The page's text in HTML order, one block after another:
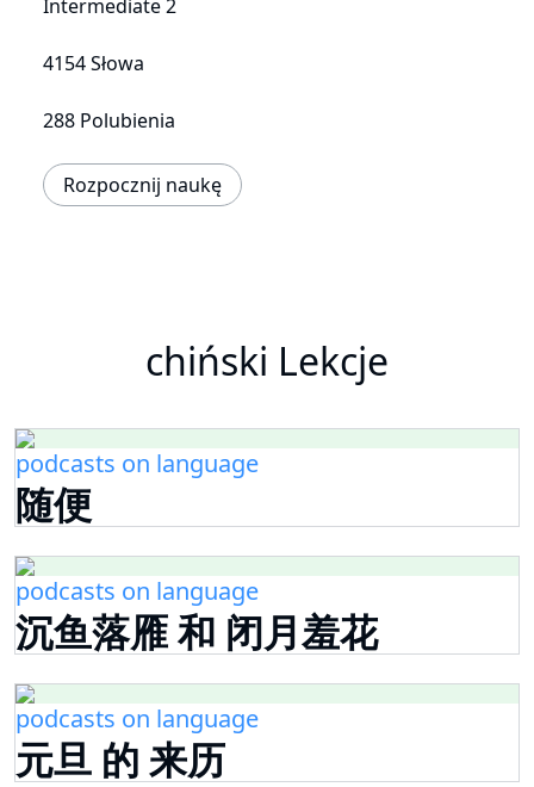
Intermediate 2
4154 Słowa
288 Polubienia
Rozpocznij naukę
chiński Lekcje
podcasts on language
随便
podcasts on language
沉鱼落雁 和 闭月羞花
podcasts on language
元旦 的 来历